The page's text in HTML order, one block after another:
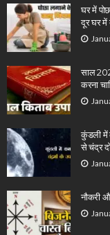
घर में
दूर घर में
साल
करना
कुंडली में
से चंद्र
नौकरी